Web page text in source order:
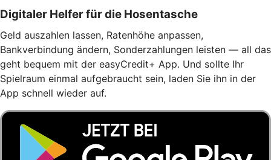
Digitaler Helfer für die Hosentasche
Geld auszahlen lassen, Ratenhöhe anpassen,
Bankverbindung ändern, Sonderzahlungen leisten — all das
geht bequem mit der easyCredit+ App. Und sollte Ihr
Spielraum einmal aufgebraucht sein, laden Sie ihn in der
App schnell wieder auf.